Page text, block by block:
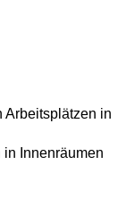
Arbeitsplätzen in
Innenräumen